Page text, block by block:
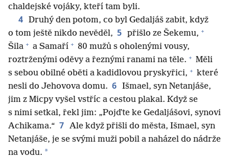
chaldejské vojáky, kteří tam byli.
4 Druhý den potom, co byl Gedaljáš zabit, když
o tom ještě nikdo nevěděl, 5 přišlo ze Šekemu, +
Šila + a Samaří + 80 mužů s oholenými vousy,
roztrženými oděvy a řeznými ranami na těle. + Měli
s sebou obilné oběti a kadidlovou pryskyřici, + které
nesli do Jehovova domu. 6 Išmael, syn Netanjáše,
jim z Micpy vyšel vstříc a cestou plakal. Když se
s nimi setkal, řekl jim: „Pojďte ke Gedaljášovi, synovi
Achikama.“ 7 Ale když přišli do města, Išmael, syn
Netanjáše, je se svými muži pobil a naházel do nádrže
na vodu. *